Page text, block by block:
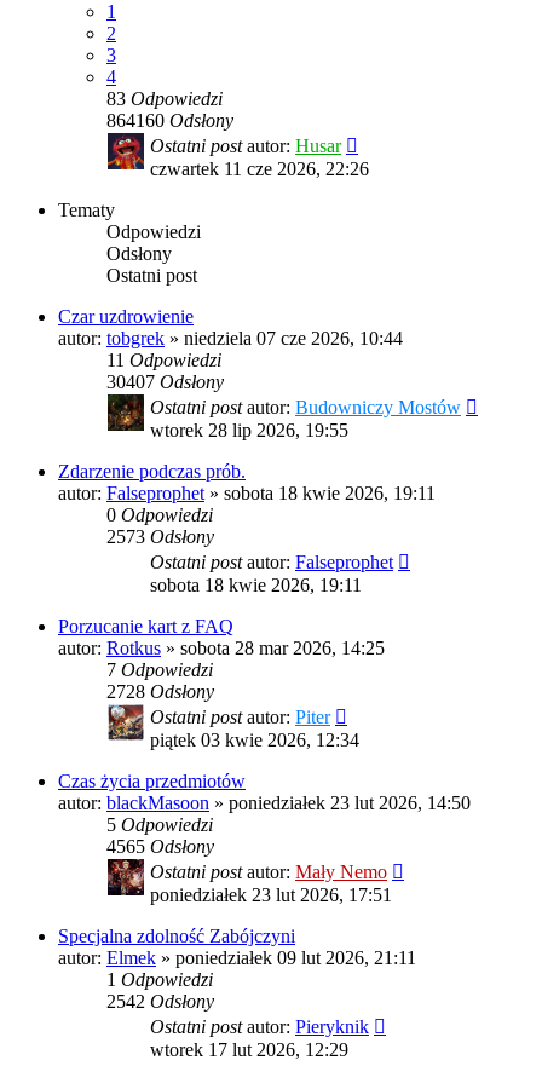
1
2
3
4
83 Odpowiedzi
864160 Odsłony
Ostatni postautor: Husar
czwartek 11 cze 2026, 22:26
Tematy
Odpowiedzi
Odsłony
Ostatni post
Czar uzdrowienie
autor: tobgrek » niedziela 07 cze 2026, 10:44
11 Odpowiedzi
30407 Odsłony
Ostatni postautor: Budowniczy Mostów
wtorek 28 lip 2026, 19:55
Zdarzenie podczas prób.
autor: Falseprophet» sobota 18 kwie 2026, 19:11
0 Odpowiedzi
2573 Odsłony
Ostatni postautor: Falseprophet
sobota 18 kwie 2026, 19:11
Porzucanie kart z FAQ
autor: Rotkus » sobota 28 mar 2026, 14:25
7 Odpowiedzi
2728 Odsłony
Ostatni postautor: Piter
piątek 03 kwie 2026, 12:34
Czas życia przedmiotów
autor: blackMasoon » poniedziałek 23 lut 2026, 14:50
5 Odpowiedzi
4565 Odsłony
Ostatni postautor: Mały Nemo
poniedziałek 23 lut 2026, 17:51
Specjalna zdolność Zabójczyni
autor: Elmek » poniedziałek 09 lut 2026, 21:11
1 Odpowiedzi
2542 Odsłony
Ostatni postautor: Pieryknik
wtorek 17 lut 2026, 12:29